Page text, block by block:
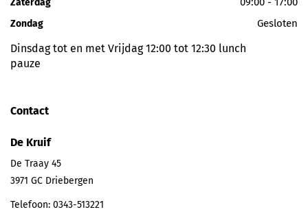
Zaterdag
Zondag Gesloten
Dinsdag tot en met Vrijdag 12:00 tot 12:30 lunch
pauze
Contact
De Kruif
De Traay 45
3971 GC Driebergen
Telefoon: 0343-513221